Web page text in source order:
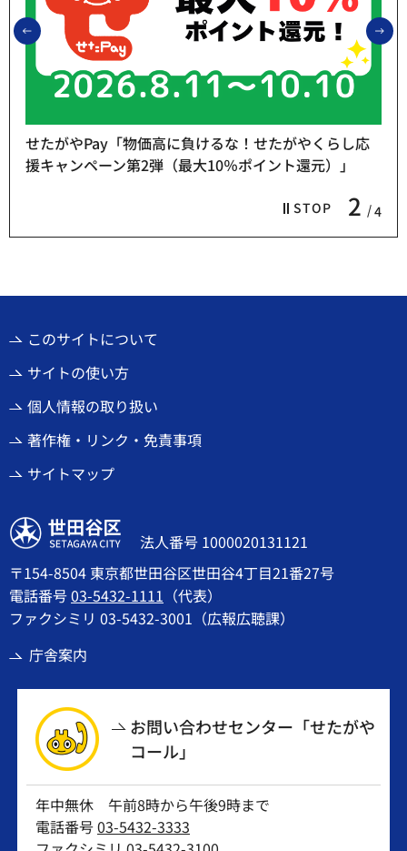
前のスライドを表示
STOP 2 4
せたがやPay「物価高に負けるな！せたがやくらし応
援キャンペーン第2弾（最大10％ポイント還元）」
このサイトについて
サイトの使い方
個人情報の取り扱い
著作権・リンク・免責事項
サイトマップ
世田谷区
法人番号 1000020131121
〒154-8504 東京都世田谷区世田谷4丁目21番27号
電話番号03-5432-1111 （代表）
ファクシミリ 03-5432-3001（広報広聴課）
庁舎案内
お問い合わせセンター「せたがや
コール」
年中無休 午前8時から午後9時まで
電話番号03-5432-3333